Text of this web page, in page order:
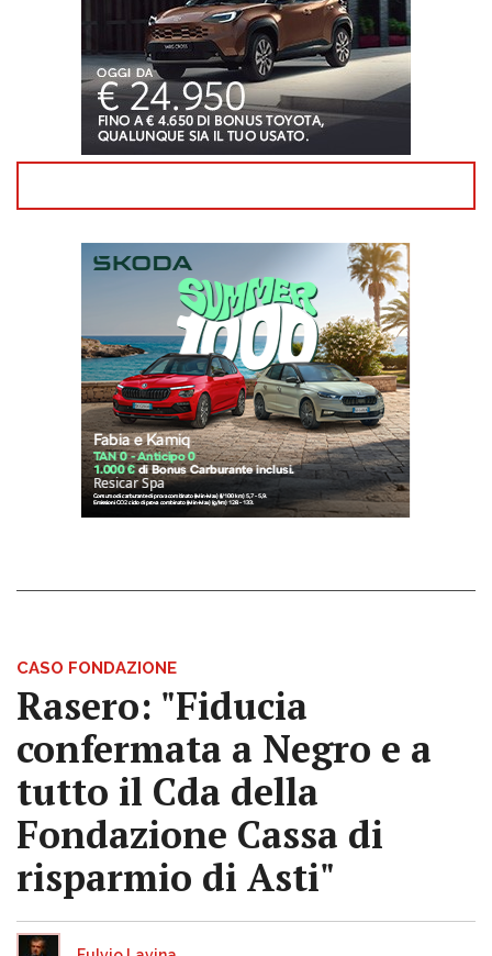
CASO FONDAZIONE
Rasero: "Fiducia
confermata a Negro e a
tutto il Cda della
Fondazione Cassa di
risparmio di Asti"